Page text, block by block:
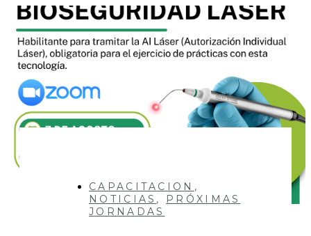
CAPACITACION ,
NOTICIAS ,
PRÓXIMAS
JORNADAS